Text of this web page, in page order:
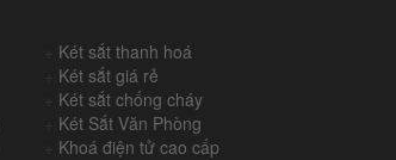
Két sắt thanh hoá
Két sắt giá rẻ
Két sắt chống cháy
Két Sắt Văn Phòng
Khoá điện tử cao cấp